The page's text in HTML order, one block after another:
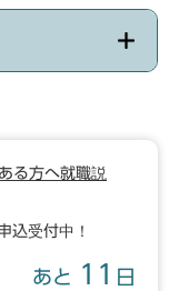
る方へ就職説
込受付中！
あと 11 日